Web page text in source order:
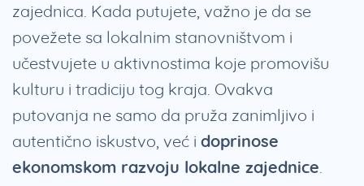
zajednica. Kada putujete, važno je da se
povežete sa lokalnim stanovništvom i
učestvujete u aktivnostima koje promovišu
kulturu i tradiciju tog kraja. Ovakva
putovanja ne samo da pruža zanimljivo i
autentično iskustvo, već i doprinose
ekonomskom razvoju lokalne zajednice.